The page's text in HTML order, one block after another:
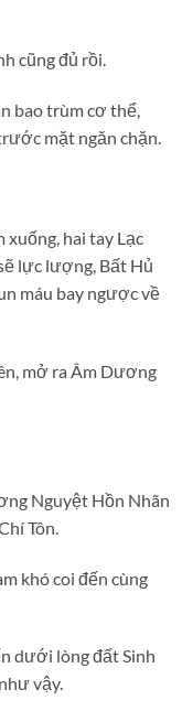
cũng đủ rồi.
bao trùm cơ thể,
mặt ngăn chặn.
xuống, hai tay Lạc
lực lượng, Bất Hủ
máu bay ngược về
mở ra Âm Dương
Nguyệt Hồn Nhãn
Tôn.
khó coi đến cùng
dưới lòng đất Sinh
vậy.